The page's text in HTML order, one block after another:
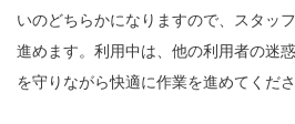
いのどちらかになりますので、スタッ
進めます。利用中は、他の利用者の迷
を守りながら快適に作業を進めてくださ